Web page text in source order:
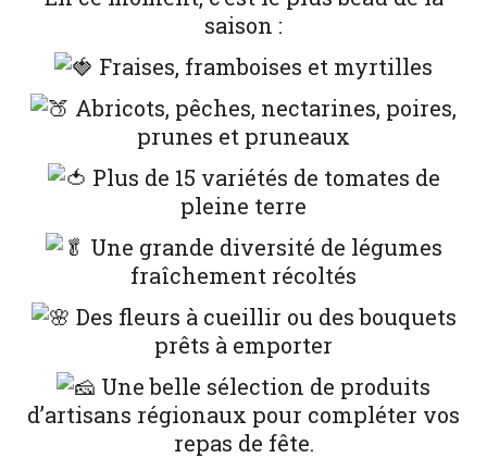
saison :
Fraises, framboises et myrtilles
Abricots, pêches, nectarines, poires,
prunes et pruneaux
Plus de 15 variétés de tomates de
pleine terre
Une grande diversité de légumes
fraîchement récoltés
Des fleurs à cueillir ou des bouquets
prêts à emporter
Une belle sélection de produits
d’artisans régionaux pour compléter vos
repas de fête.